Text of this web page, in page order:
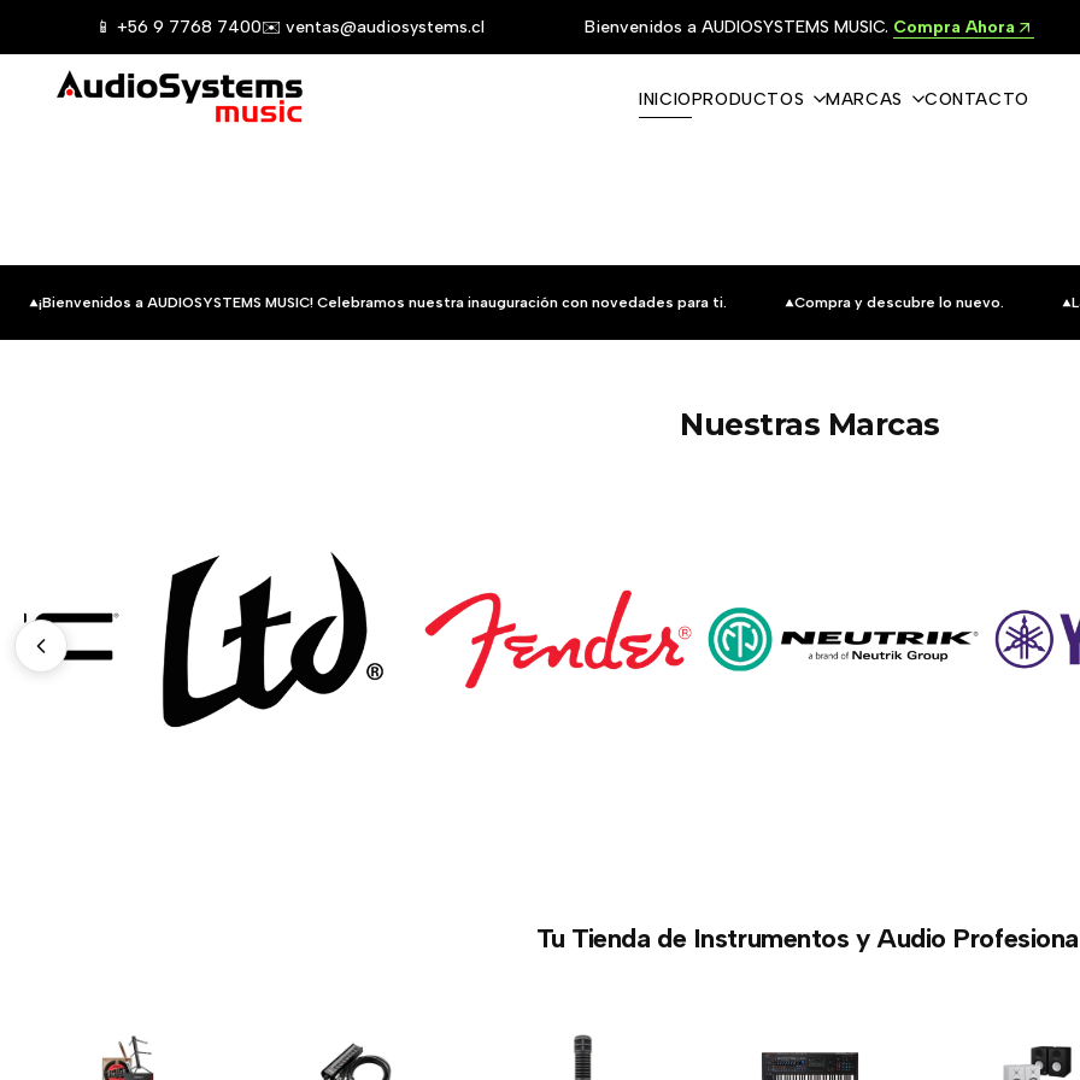
📱 +56 9 7768 7400✉️ ventas@audiosystems.cl Bienvenidos a AUDIOSYSTEMS MUSIC. Compra Ahora
INICIOPRODUCTOS MARCAS CONTACTO
¡Bienvenidos a AUDIOSYSTEMS MUSIC! Celebramos nuestra inauguración con novedades para ti. Compra y descubre lo nuevo.
Nuestras Marcas
Tu Tienda de Instrumentos y Audio